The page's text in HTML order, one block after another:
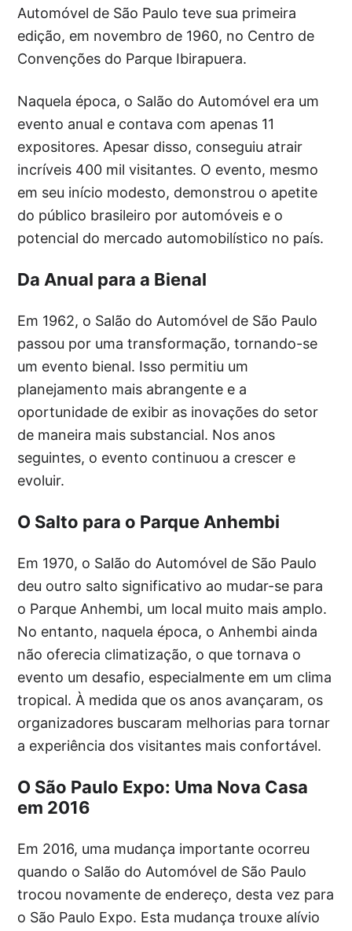
Automóvel de São Paulo teve sua primeira
edição, em novembro de 1960, no Centro de
Convenções do Parque Ibirapuera.
Naquela época, o Salão do Automóvel era um
evento anual e contava com apenas 11
expositores. Apesar disso, conseguiu atrair
incríveis 400 mil visitantes. O evento, mesmo
em seu início modesto, demonstrou o apetite
do público brasileiro por automóveis e o
potencial do mercado automobilístico no país.
Da Anual para a Bienal
Em 1962, o Salão do Automóvel de São Paulo
passou por uma transformação, tornando-se
um evento bienal. Isso permitiu um
planejamento mais abrangente e a
oportunidade de exibir as inovações do setor
de maneira mais substancial. Nos anos
seguintes, o evento continuou a crescer e
evoluir.
O Salto para o Parque Anhembi
Em 1970, o Salão do Automóvel de São Paulo
deu outro salto significativo ao mudar-se para
o Parque Anhembi, um local muito mais amplo.
No entanto, naquela época, o Anhembi ainda
não oferecia climatização, o que tornava o
evento um desafio, especialmente em um clima
tropical. À medida que os anos avançaram, os
organizadores buscaram melhorias para tornar
a experiência dos visitantes mais confortável.
O São Paulo Expo: Uma Nova Casa
em 2016
Em 2016, uma mudança importante ocorreu
quando o Salão do Automóvel de São Paulo
trocou novamente de endereço, desta vez para
o São Paulo Expo. Esta mudança trouxe alívio